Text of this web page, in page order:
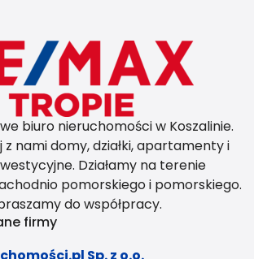
biuro nieruchomości w Koszalinie.
z nami domy, działki, apartamenty i
Działamy na terenie
pomorskiego i pomorskiego.
do współpracy.
firmy
Sp. z o.o.